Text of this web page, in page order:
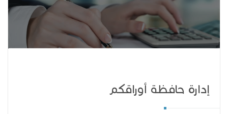
إدارة حافظة أوراقكم